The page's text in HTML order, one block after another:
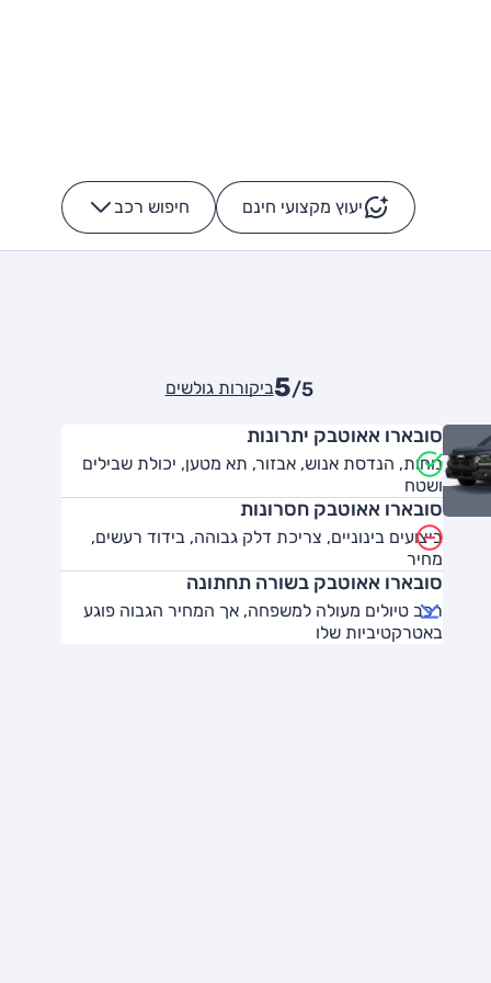
יעוץ מקצועי חינם חיפוש רכב -
5/5 ביקורות גולשים
סובארו אאוטבק יתרונות
נוחות, הנדסת אנוש, אבזור, תא מטען, יכולת שבילים
ושטח
סובארו אאוטבק חסרונות
ביצועים בינוניים, צריכת דלק גבוהה, בידוד רעשים,
מחיר
סובארו אאוטבק בשורה תחתונה
רכב טיולים מעולה למשפחה, אך המחיר הגבוה פוגע
באטרקטיביות שלו